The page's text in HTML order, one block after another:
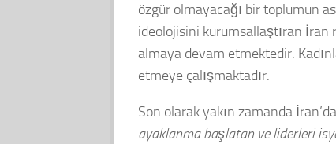
özgür olmayacağı bir toplumun
ideolojisini kurumsallaştıran İran
almaya devam etmektedir.
etmeye çalışmaktadır.
Son olarak yakın zamanda
ayaklanma başlatan ve liderleri